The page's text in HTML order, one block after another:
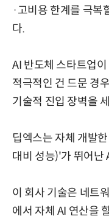
·고비용 한계를 극복
다.
AI 반도체 스타트업
적극적인 건 드문 경
기술적 진입 장벽을
딥엑스는 자체 개발
대비 성능)'가 뛰어난
이 회사 기술은 네트
에서 자체 AI 연산을